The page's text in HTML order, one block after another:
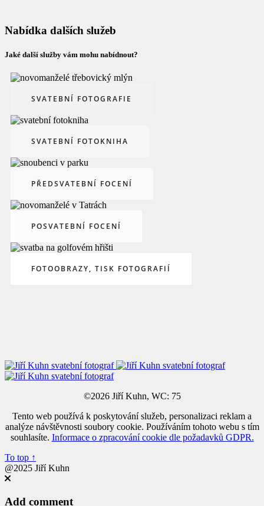
Nabídka dalších služeb
Jaké další služby vám mohu nabídnout?
SVATEBNÍ FOTOGRAFIE
SVATEBNÍ FOTOKNIHA
PŘEDSVATEBNÍ FOCENÍ
POSVATEBNÍ FOCENÍ
FOTOOBRAZY, TISK FOTOGRAFIÍ
©2026 Jiří Kuhn, WC: 75
Tento web používá k poskytování služeb, personalizaci reklam a
analýze návštěvnosti soubory cookie. Používáním tohoto webu s tím
souhlasíte. Informace o zpracování cookie dle požadavků GDPR.
To top ↑
@2025 Jiří Kuhn
Add comment